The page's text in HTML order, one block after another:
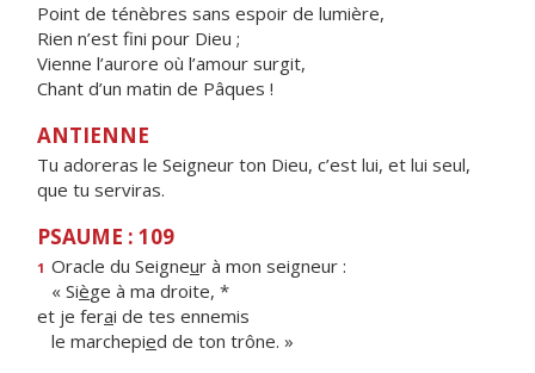
Point de ténèbres sans espoir de lumière,
Rien n’est fini pour Dieu ;
Vienne l’aurore où l’amour surgit,
Chant d’un matin de Pâques !
ANTIENNE
Tu adoreras le Seigneur ton Dieu, c’est lui, et lui seul,
que tu serviras.
PSAUME : 109
1 Oracle du Seigneur à mon seigneur :
« Siège à ma droite, *
et je ferai de tes ennemis
le marchepied de ton trône. »